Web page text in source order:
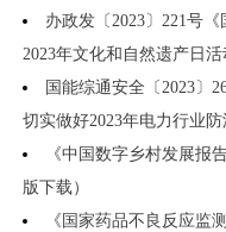
办政发〔2023〕221号
2023年文化和自然遗产日活
国能综通安全〔2023〕
切实做好2023年电力行业防
《中国数字乡村发展报
版下载）
《国家药品不良反应监